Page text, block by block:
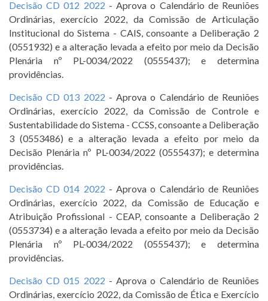
Decisão CD 012 2022 - Aprova o Calendário de Reuniões
Ordinárias, exercício 2022, da Comissão de Articulação
Institucional do Sistema - CAIS, consoante a Deliberação 2
(0551932) e a alteração levada a efeito por meio da Decisão
Plenária nº PL-0034/2022 (0555437); e determina
providências.
Decisão CD 013 2022 - Aprova o Calendário de Reuniões
Ordinárias, exercício 2022, da Comissão de Controle e
Sustentabilidade do Sistema - CCSS, consoante a Deliberação
3 (0553486) e a alteração levada a efeito por meio da
Decisão Plenária nº PL-0034/2022 (0555437); e determina
providências.
Decisão CD 014 2022 - Aprova o Calendário de Reuniões
Ordinárias, exercício 2022, da Comissão de Educação e
Atribuição Profissional - CEAP, consoante a Deliberação 2
(0553734) e a alteração levada a efeito por meio da Decisão
Plenária nº PL-0034/2022 (0555437); e determina
providências.
Decisão CD 015 2022 - Aprova o Calendário de Reuniões
Ordinárias, exercício 2022, da Comissão de Ética e Exercício